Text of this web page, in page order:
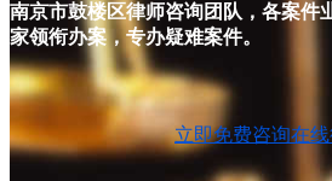
南京市鼓楼区律师咨询团队，各案件
家领衔办案，专办疑难案件。
立即免费咨询在